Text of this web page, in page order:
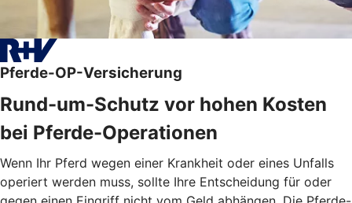
Pferde-OP-Versicherung
Rund-um-Schutz vor hohen Kosten
bei Pferde-Operationen
Wenn Ihr Pferd wegen einer Krankheit oder eines Unfalls
operiert werden muss, sollte Ihre Entscheidung für oder